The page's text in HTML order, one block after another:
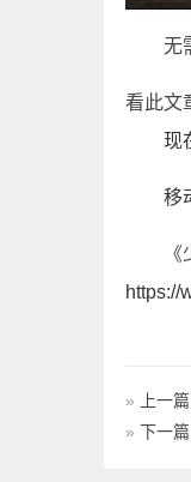
无
看此文
现
移
https://
» 上一篇
» 下一篇